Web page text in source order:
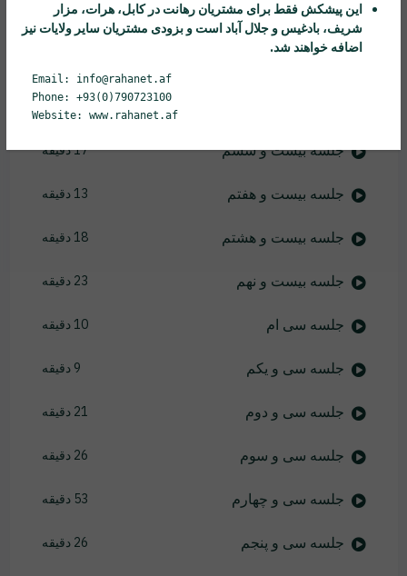
جلسه بیست و سوم 24 دقیقه
جلسه بیست و ششم 17 دقیقه
جلسه بیست و هفتم 13 دقیقه
جلسه بیست و هشتم 18 دقیقه
جلسه بیست و نهم 23 دقیقه
جلسه سی ام 10 دقیقه
جلسه سی و یکم 9 دقیقه
جلسه سی و دوم 21 دقیقه
جلسه سی و سوم 26 دقیقه
جلسه سی و چهارم 53 دقیقه
جلسه سی و پنجم 26 دقیقه
این پیشکش فقط برای مشتریان رهانت در کابل، هرات، مزار
شریف، بادغیس و جلال آباد است و بزودی مشتریان سایر ولایات نیز
اضافه خواهند شد.
Email: info@rahanet.af
Phone: +93(0)790723100
Website: www.rahanet.af